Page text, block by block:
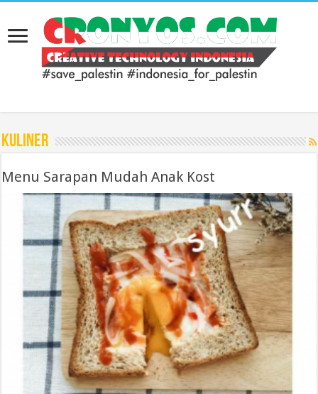
Kuliner
Menu Sarapan Mudah Anak Kost